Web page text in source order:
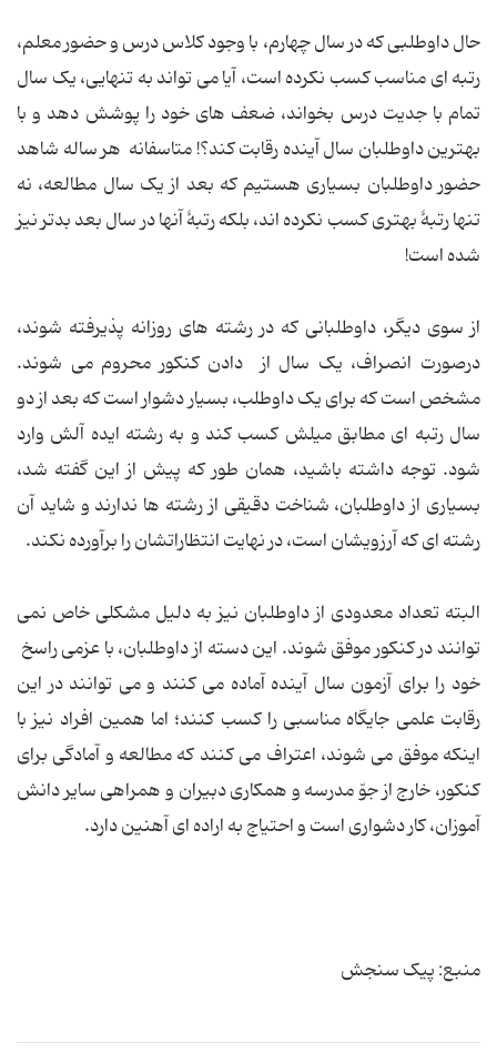
حال داوطلبی که در سال چهارم، با وجود کلاس درس و حضور معلم،
رتبه ای مناسب کسب نکرده است، آیا می تواند به تنهایی، یک سال
تمام با جدیت درس بخواند، ضعف های خود را پوشش دهد و با
بهترین داوطلبان سال آینده رقابت کند؟! متاسفانه هر ساله شاهد
حضور داوطلبان بسیاری هستیم که بعد از یک سال مطالعه، نه
تنها رتبۀ بهتری کسب نکرده اند، بلکه رتبۀ آنها در سال بعد بدتر نیز
شده است!
از سوی دیگر، داوطلبانی که در رشته های روزانه پذیرفته شوند،
درصورت انصراف، یک سال از دادن کنکور محروم می شوند.
مشخص است که برای یک داوطلب، بسیار دشوار است که بعد از دو
سال رتبه ای مطابق میلش کسب کند و به رشته ایده آلش وارد
شود. توجه داشته باشید، همان طور که پیش از این گفته شد،
بسیاری از داوطلبان، شناخت دقیقی از رشته ها ندارند و شاید آن
رشته ای که آرزویشان است، در نهایت انتظاراتشان را برآورده نکند.
البته تعداد معدودی از داوطلبان نیز به دلیل مشکلی خاص نمی
توانند در کنکور موفق شوند. این دسته از داوطلبان، با عزمی راسخ
خود را برای آزمون سال آینده آماده می کنند و می توانند در این
رقابت علمی جایگاه مناسبی را کسب کنند؛ اما همین افراد نیز با
اینکه موفق می شوند، اعتراف می کنند که مطالعه و آمادگی برای
کنکور، خارج از جوّ مدرسه و همکاری دبیران و همراهی سایر دانش
آموزان، کار دشواری است و احتیاج به اراده ای آهنین دارد.
منبع: پیک سنجش